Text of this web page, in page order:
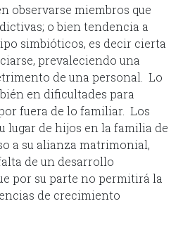
observarse miembros que
o bien tendencia a
simbióticos, es decir cierta
prevaleciendo una
de una personal. Lo
en dificultades para
fuera de lo familiar. Los
lugar de hijos en la familia de
a su alianza matrimonial,
de un desarrollo
por su parte no permitirá la
de crecimiento